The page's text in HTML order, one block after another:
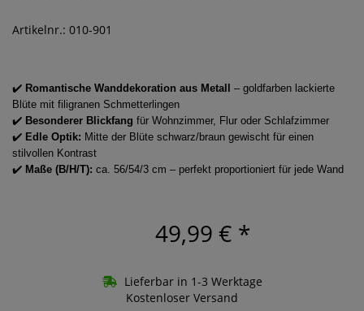
Artikelnr.: 010-901
✔️ Romantische Wanddekoration aus Metall – goldfarben lackierte
Blüte mit filigranen Schmetterlingen
✔️ Besonderer Blickfang für Wohnzimmer, Flur oder Schlafzimmer
✔️ Edle Optik: Mitte der Blüte schwarz/braun gewischt für einen
stilvollen Kontrast
✔️ Maße (B/H/T): ca. 56/54/3 cm – perfekt proportioniert für jede Wand
49,99 € *
Lieferbar in 1-3 Werktage
Kostenloser Versand